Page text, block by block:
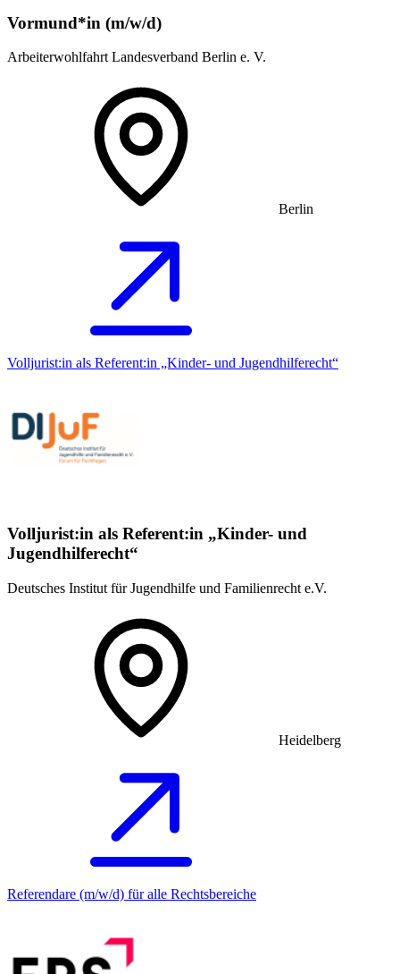
Vormund*in (m/w/d)
Arbeiterwohlfahrt Landesverband Berlin e. V.
Berlin
Volljurist:in als Referent:in „Kinder- und Jugendhilferecht“
Volljurist:in als Referent:in „Kinder- und
Jugendhilferecht“
Deutsches Institut für Jugendhilfe und Familienrecht e.V.
Heidelberg
Referendare (m/w/d) für alle Rechtsbereiche